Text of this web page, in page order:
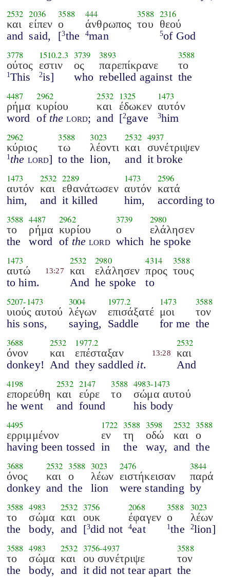
2532
και
and
2036
είπεν
said,
3588
ο
[3the
444
άνθρωπος
4man
3588
του
2316
θεού
5of God
3778
ούτος
1 This
1510.2.3
εστιν
2is]
3739
ος
who
3893
παρεπίκρανε
rebelled against
3588
το
the
4487
ρήμα
word
2962
κυρίου
of the lord;
2532
και
and
1325
έδωκεν
[2gave
1473
αυτόν
3him
2962
κύριος
1 the lord]
3588
τω
to the
3023
λέοντι
lion,
2532
και
and
4937
συνέτριψεν
it broke
1473
αυτόν
him,
2532
και
and
2289
εθανάτωσεν
it killed
1473
αυτόν
him,
2596
κατά
according to
3588
το
the
4487
ρήμα
word
2962
κυρίου
of the lord
3739
ο
which
2980
ελάλησεν
he spoke
1473
αυτώ
to him.
13:27
2532
και
And
2980
ελάλησεν
he spoke
4314
προς
to
3588
τους
5207-1473
υιούς αυτού
his sons,
3004
λέγων
saying,
1977.2
επισάξατέ
Saddle
1473
μοι
for me
3588
τον
the
3688
όνον
donkey!
2532
και
And
1977.2
επέσταξαν
they saddled it.
13:28
2532
και
And
4198
επορεύθη
he went
2532
και
and
2147
εύρε
found
3588
το
4983-1473
σώμα αυτού
his body
4495
ερριμμένον
having been tossed
1722
εν
in
3588
τη
the
3598
οδώ
way,
2532
και
and
3588
ο
the
3688
όνος
donkey
2532
και
and
3588
ο
the
3023
λέων
lion
2476
ειστήκεισαν
were standing
3844
παρά
by
3588
το
the
4983
σώμα
body,
2532
και
and
3756
ουκ
[3did not
2068
έφαγεν
4eat
3588
ο
1the
3023
λέων
2lion]
3588
το
the
4983
σώμα
body,
2532
και
and
3756-4937
ου συνέτριψε
it did not tear apart
3588
τον
the